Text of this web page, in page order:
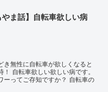
やま話】自転車欲しい病
無性に自転車が欲しくなると
自転車欲しい欲しい病です。
ーってご存知ですか？ 自転車の